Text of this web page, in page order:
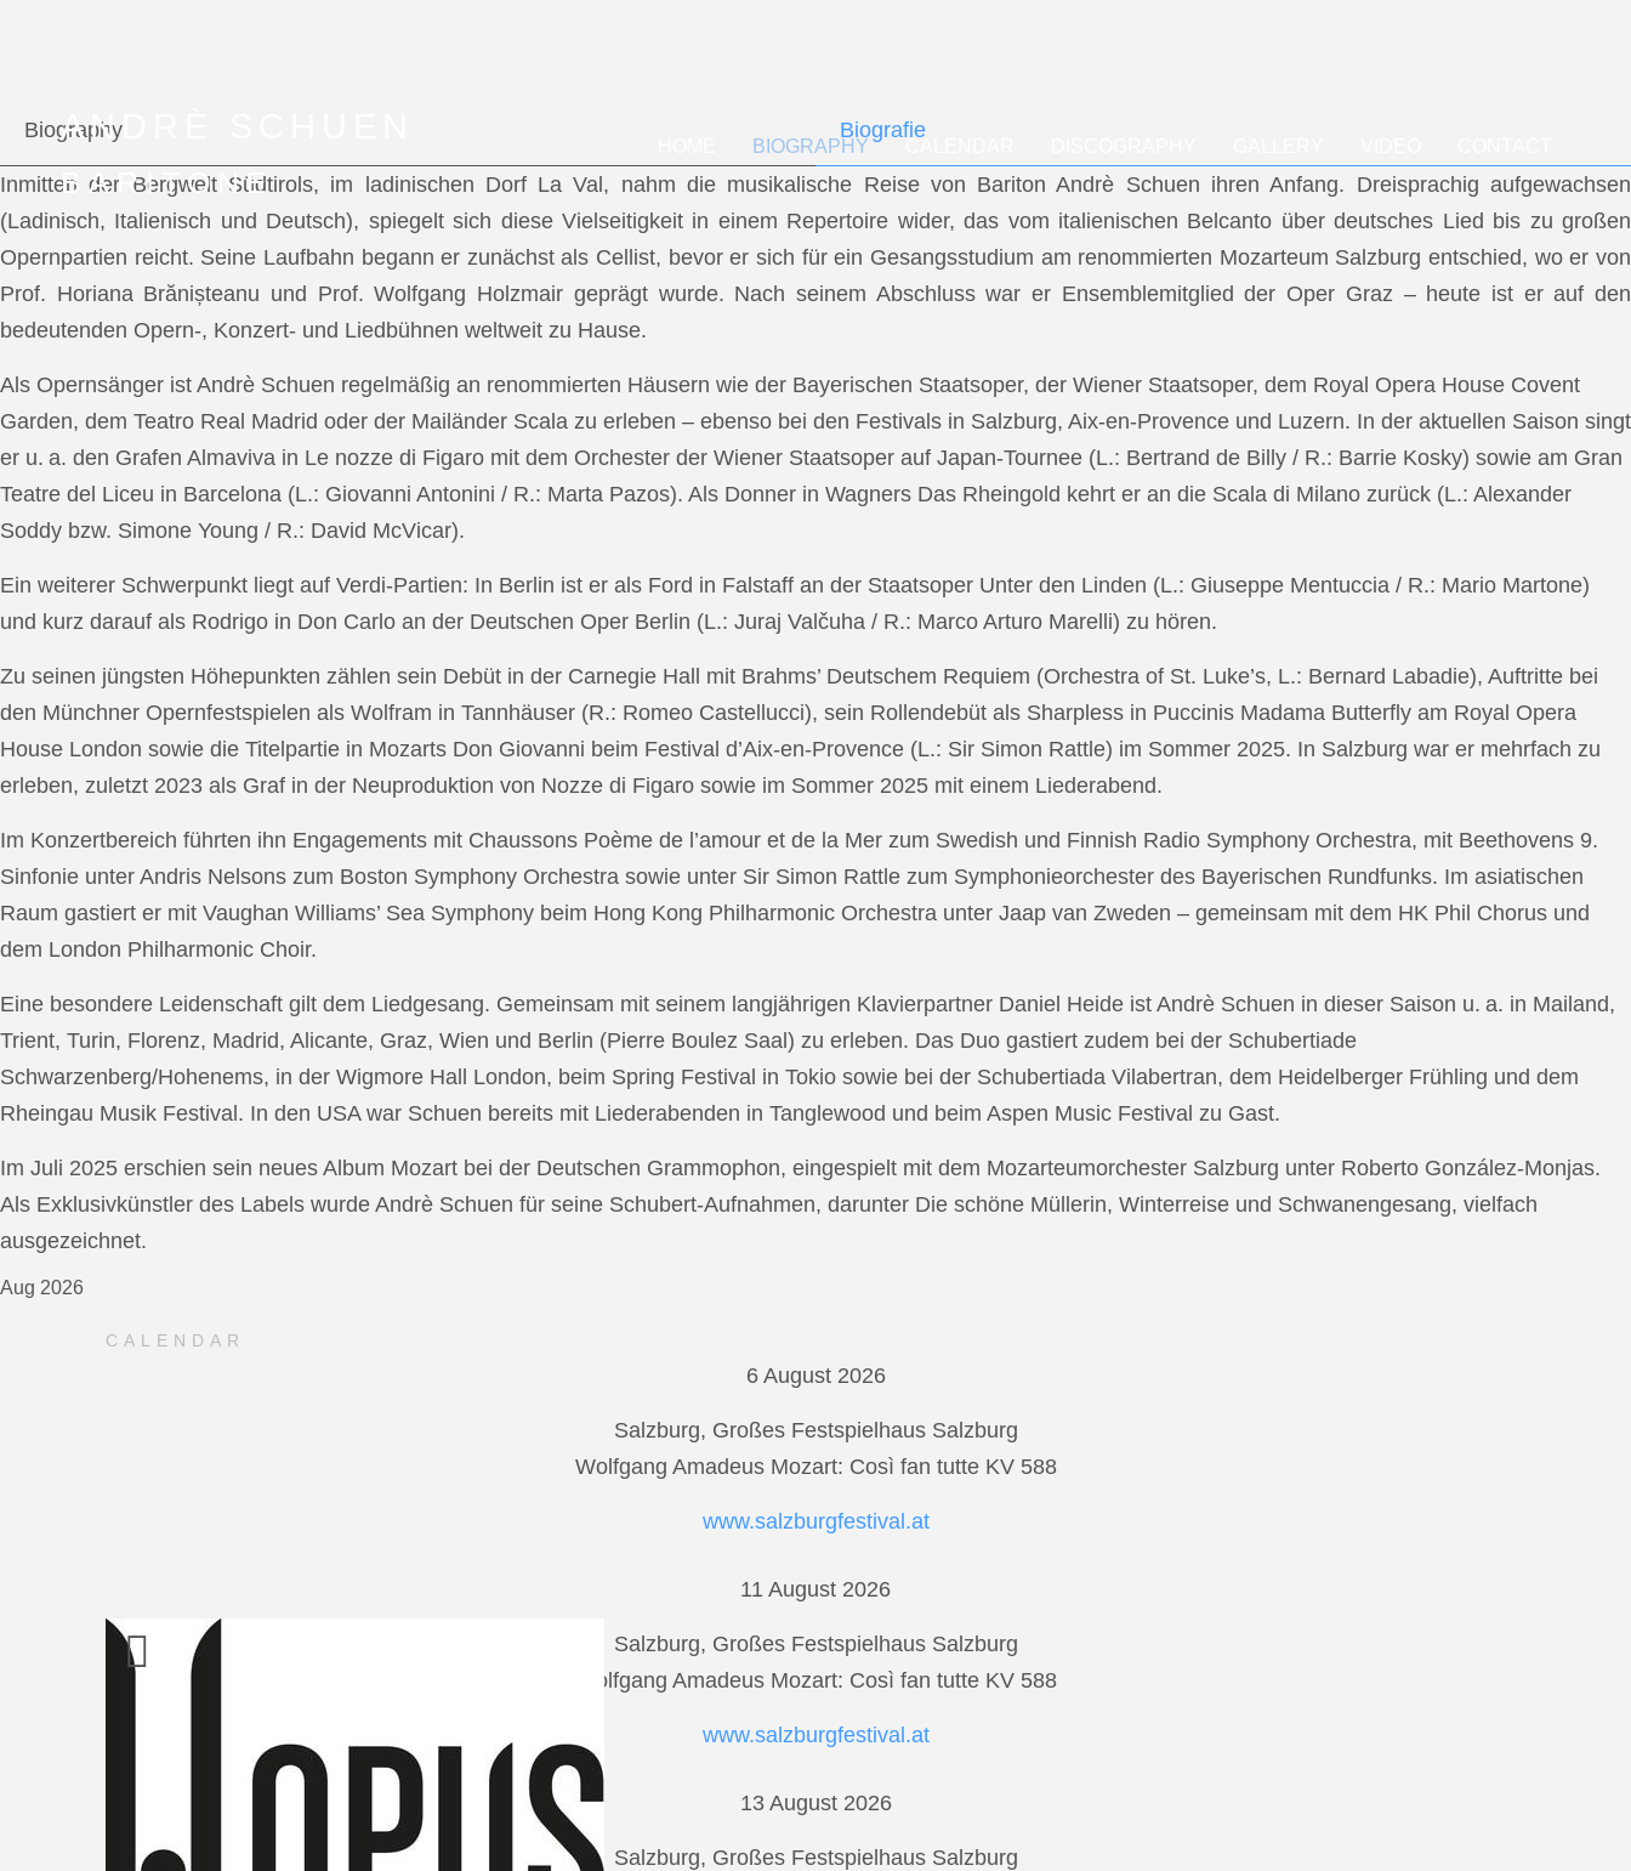
ANDRÈ SCHUEN
BARITONE
BIOGRAPHY
Biography Biografie
Inmitten der Bergwelt Südtirols, im ladinischen Dorf La Val, nahm die musikalische Reise von Bariton Andrè Schuen ihren Anfang. Dreisprachig aufgewachsen
(Ladinisch, Italienisch und Deutsch), spiegelt sich diese Vielseitigkeit in einem Repertoire wider, das vom italienischen Belcanto über deutsches Lied bis zu großen
Opernpartien reicht. Seine Laufbahn begann er zunächst als Cellist, bevor er sich für ein Gesangsstudium am renommierten Mozarteum Salzburg entschied, wo er von
Prof. Horiana Brănișteanu und Prof. Wolfgang Holzmair geprägt wurde. Nach seinem Abschluss war er Ensemblemitglied der Oper Graz – heute ist er auf den
bedeutenden Opern-, Konzert- und Liedbühnen weltweit zu Hause.
Als Opernsänger ist Andrè Schuen regelmäßig an renommierten Häusern wie der Bayerischen Staatsoper, der Wiener Staatsoper, dem Royal Opera House Covent
Garden, dem Teatro Real Madrid oder der Mailänder Scala zu erleben – ebenso bei den Festivals in Salzburg, Aix-en-Provence und Luzern. In der aktuellen Saison singt
er u. a. den Grafen Almaviva in Le nozze di Figaro mit dem Orchester der Wiener Staatsoper auf Japan-Tournee (L.: Bertrand de Billy / R.: Barrie Kosky) sowie am Gran
Teatre del Liceu in Barcelona (L.: Giovanni Antonini / R.: Marta Pazos). Als Donner in Wagners Das Rheingold kehrt er an die Scala di Milano zurück (L.: Alexander
Soddy bzw. Simone Young / R.: David McVicar).
Ein weiterer Schwerpunkt liegt auf Verdi-Partien: In Berlin ist er als Ford in Falstaff an der Staatsoper Unter den Linden (L.: Giuseppe Mentuccia / R.: Mario Martone)
und kurz darauf als Rodrigo in Don Carlo an der Deutschen Oper Berlin (L.: Juraj Valčuha / R.: Marco Arturo Marelli) zu hören.
Zu seinen jüngsten Höhepunkten zählen sein Debüt in der Carnegie Hall mit Brahms’ Deutschem Requiem (Orchestra of St. Luke’s, L.: Bernard Labadie), Auftritte bei
den Münchner Opernfestspielen als Wolfram in Tannhäuser (R.: Romeo Castellucci), sein Rollendebüt als Sharpless in Puccinis Madama Butterfly am Royal Opera
House London sowie die Titelpartie in Mozarts Don Giovanni beim Festival d’Aix-en-Provence (L.: Sir Simon Rattle) im Sommer 2025. In Salzburg war er mehrfach zu
erleben, zuletzt 2023 als Graf in der Neuproduktion von Nozze di Figaro sowie im Sommer 2025 mit einem Liederabend.
Im Konzertbereich führten ihn Engagements mit Chaussons Poème de l’amour et de la Mer zum Swedish und Finnish Radio Symphony Orchestra, mit Beethovens 9.
Sinfonie unter Andris Nelsons zum Boston Symphony Orchestra sowie unter Sir Simon Rattle zum Symphonieorchester des Bayerischen Rundfunks. Im asiatischen
Raum gastiert er mit Vaughan Williams’ Sea Symphony beim Hong Kong Philharmonic Orchestra unter Jaap van Zweden – gemeinsam mit dem HK Phil Chorus und
dem London Philharmonic Choir.
Eine besondere Leidenschaft gilt dem Liedgesang. Gemeinsam mit seinem langjährigen Klavierpartner Daniel Heide ist Andrè Schuen in dieser Saison u. a. in Mailand,
Trient, Turin, Florenz, Madrid, Alicante, Graz, Wien und Berlin (Pierre Boulez Saal) zu erleben. Das Duo gastiert zudem bei der Schubertiade
Schwarzenberg/Hohenems, in der Wigmore Hall London, beim Spring Festival in Tokio sowie bei der Schubertiada Vilabertran, dem Heidelberger Frühling und dem
Rheingau Musik Festival. In den USA war Schuen bereits mit Liederabenden in Tanglewood und beim Aspen Music Festival zu Gast.
Im Juli 2025 erschien sein neues Album Mozart bei der Deutschen Grammophon, eingespielt mit dem Mozarteumorchester Salzburg unter Roberto González-Monjas.
Als Exklusivkünstler des Labels wurde Andrè Schuen für seine Schubert-Aufnahmen, darunter Die schöne Müllerin, Winterreise und Schwanengesang, vielfach
ausgezeichnet.
Aug 2026
CALENDAR
6 August 2026
Salzburg, Großes Festspielhaus Salzburg
Wolfgang Amadeus Mozart: Così fan tutte KV 588
www.salzburgfestival.at
11 August 2026
Salzburg, Großes Festspielhaus Salzburg
Wolfgang Amadeus Mozart: Così fan tutte KV 588
www.salzburgfestival.at
13 August 2026
Salzburg, Großes Festspielhaus Salzburg